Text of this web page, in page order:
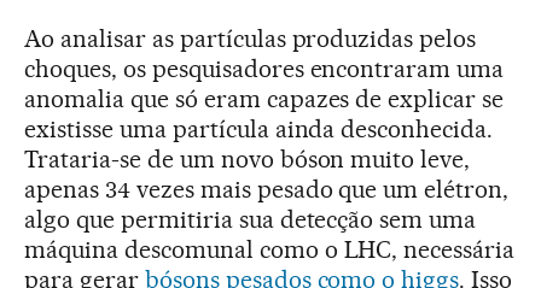
Ao analisar as partículas produzidas pelos
choques, os pesquisadores encontraram uma
anomalia que só eram capazes de explicar se
existisse uma partícula ainda desconhecida.
Trataria-se de um novo bóson muito leve,
apenas 34 vezes mais pesado que um elétron,
algo que permitiria sua detecção sem uma
máquina descomunal como o LHC, necessária
para gerar bósons pesados como o higgs. Isso